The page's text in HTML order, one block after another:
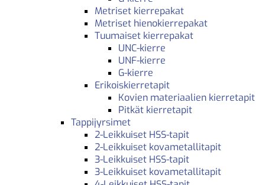
Metriset kierrepakat
Metriset hienokierrepakat
Tuumaiset kierrepakat
UNC-kierre
UNF-kierre
G-kierre
Erikoiskierretapit
Kovien materiaalien kierretapit
Pitkät kierretapit
Tappijyrsimet
2-Leikkuiset HSS-tapit
2-Leikkuiset kovametallitapit
3-Leikkuiset HSS-tapit
3-Leikkuiset kovametallitapit